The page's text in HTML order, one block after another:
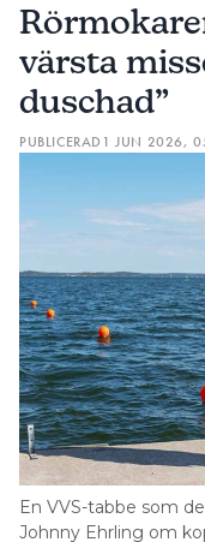
värsta
duschad”
PUBLICERAD 1 JUN 2026,
En VVS-tabbe som
Johnny Ehrling om